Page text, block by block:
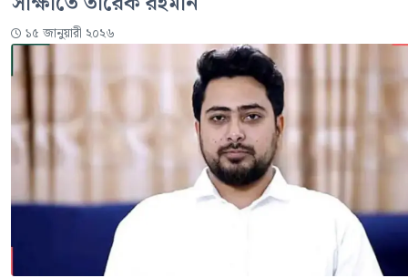
১৫ জানুয়ারী ২০২৬